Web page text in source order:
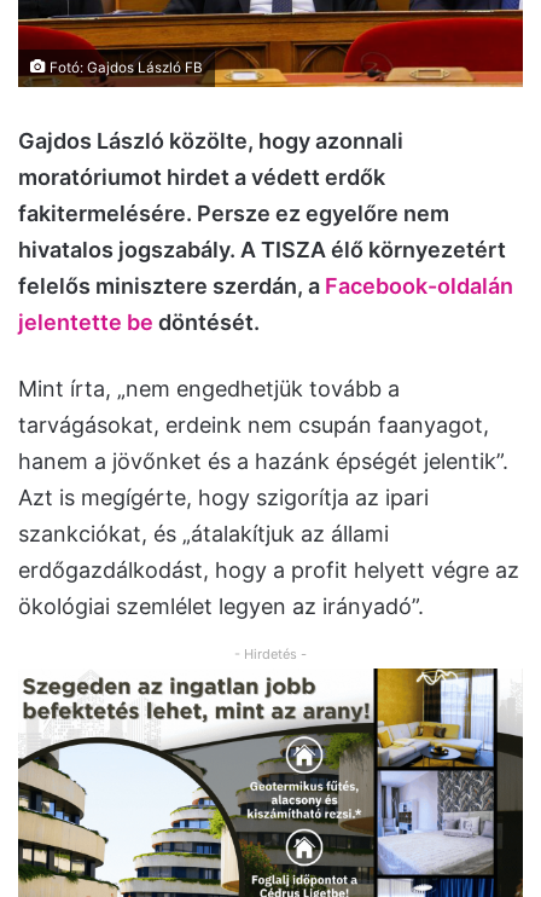
Fotó: Gajdos László FB
Gajdos László közölte, hogy azonnali
moratóriumot hirdet a védett erdők
fakitermelésére. Persze ez egyelőre nem
hivatalos jogszabály. A TISZA élő környezetért
felelős minisztere szerdán, a Facebook-oldalán
jelentette be döntését.
Mint írta, „nem engedhetjük tovább a
tarvágásokat, erdeink nem csupán faanyagot,
hanem a jövőnket és a hazánk épségét jelentik”.
Azt is megígérte, hogy szigorítja az ipari
szankciókat, és „átalakítjuk az állami
erdőgazdálkodást, hogy a profit helyett végre az
ökológiai szemlélet legyen az irányadó”.
- Hirdetés -